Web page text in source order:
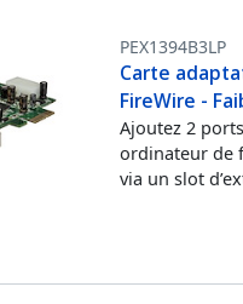
PEX1394B3LP
Carte
FireWire -
Ajoutez 2
ordinateur de
via un slot